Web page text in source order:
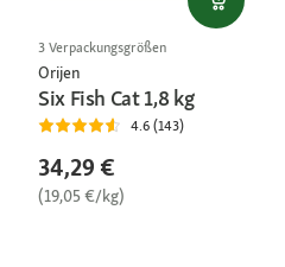
3 Verpackungsgrößen
Orijen
Six Fish Cat 1,8 kg
4.6 (143)
34,29 €
(19,05 €/kg)